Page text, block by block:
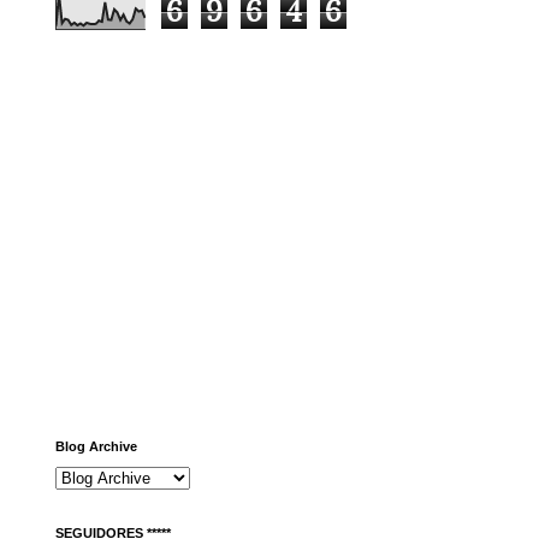
6 9 6 4 6
Blog Archive
SEGUIDORES *****